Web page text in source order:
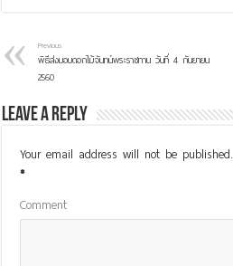
Previous
พิธีส่งมอบดอกไม้จันทน์พระราชทาน วันที่ 4 กันยายน
2560
Leave a Reply
Your email address will not be published.
*
Comment